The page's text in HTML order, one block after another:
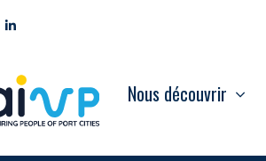
Nous découvrir